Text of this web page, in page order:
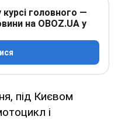
головного —
на OBOZ.UA у
під Києвом
і